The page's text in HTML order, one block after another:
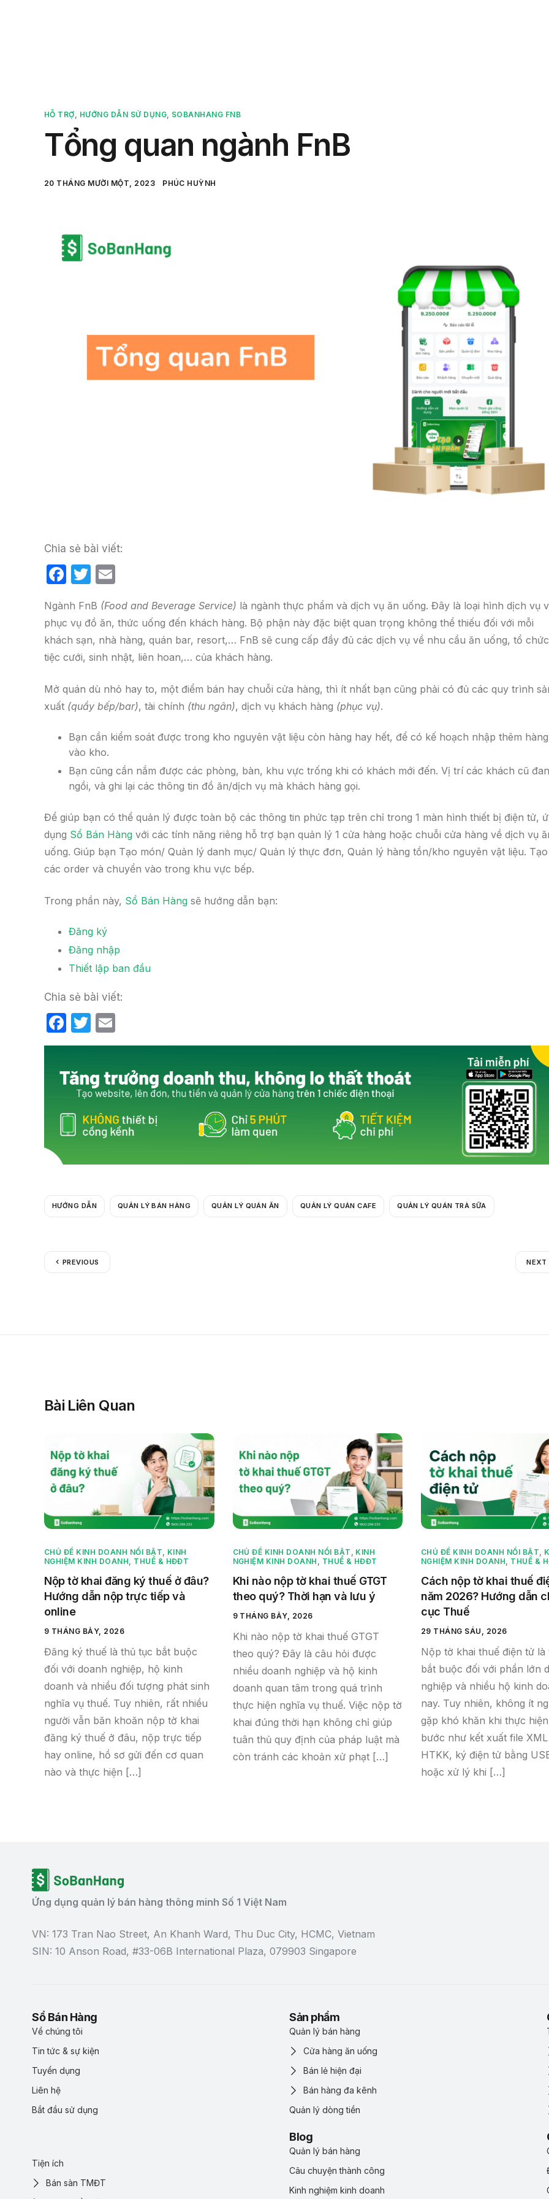
HỖ TRỢ, HƯỚNG DẪN SỬ DỤNG, SOBANHANG FNB
Tổng quan ngành FnB
20 THÁNG MƯỜI MỘT, 2023 PHÚC HUỲNH
Chia sẻ bài viết:
F
c
e
b
o
k
T
itt
er
ail
Ngành FnB (Food and Beverage Service) là ngành thực phẩm và dịch vụ ăn uống. Đây là loại hình dịch vụ
phục vụ đồ ăn, thức uống đến khách hàng. Bộ phận này đặc biệt quan trọng không thể thiếu đối với mỗi
khách sạn, nhà hàng, quán bar, resort,… FnB sẽ cung cấp đầy đủ các dịch vụ về nhu cầu ăn uống, tổ chức
tiệc cưới, sinh nhật, liên hoan,… của khách hàng.
Mở quán dù nhỏ hay to, một điểm bán hay chuỗi cửa hàng, thì ít nhất bạn cũng phải có đủ các quy trình
xuất (quầy bếp/bar), tài chính (thu ngân), dịch vụ khách hàng (phục vụ).
Bạn cần kiểm soát được trong kho nguyên vật liệu còn hàng hay hết, để có kế hoạch nhập thêm hàng
vào kho.
Bạn cũng cần nắm được các phòng, bàn, khu vực trống khi có khách mới đến. Vị trí các khách cũ
ngồi, và ghi lại các thông tin đồ ăn/dịch vụ mà khách hàng gọi.
Để giúp bạn có thể quản lý được toàn bộ các thông tin phức tạp trên chỉ trong 1 màn hình thiết bị điện tử,
dụng Sổ Bán Hàng với các tính năng riêng hỗ trợ bạn quản lý 1 cửa hàng hoặc chuỗi cửa hàng về dịch vụ
uống. Giúp bạn Tạo món/ Quản lý danh mục/ Quản lý thực đơn, Quản lý hàng tồn/kho nguyên vật liệu. Tạo
các order và chuyển vào trong khu vực bếp.
Trong phần này, Sổ Bán Hàng sẽ hướng dẫn bạn:
Đăng ký
Đăng nhập
Thiết lập ban đầu
Chia sẻ bài viết:
F
a
e
o
o
k
T
w
er
m
HƯỚNG DẪN QUẢN LÝ BÁN HÀNG QUẢN LÝ QUÁN ĂN QUẢN LÝ QUÁN CAFE QUẢN LÝ QUÁN TRÀ SỮA
PREVIOUS NEXT
Bài Liên Quan
CHỦ ĐỀ KINH DOANH NỔI BẬT
KINH
NGHIỆM KINH DOANH
THUẾ & HĐĐT
Nộp tờ khai đăng ký thuế ở đâu?
Hướng dẫn nộp trực tiếp và
online
9 THÁNG BẢY, 2026
Đăng ký thuế là thủ tục bắt buộc
đối với doanh nghiệp, hộ kinh
doanh và nhiều đối tượng phát sinh
nghĩa vụ thuế. Tuy nhiên, rất nhiều
người vẫn băn khoăn nộp tờ khai
đăng ký thuế ở đâu, nộp trực tiếp
hay online, hồ sơ gửi đến cơ quan
nào và thực hiện […]
CHỦ ĐỀ KINH DOANH NỔI BẬT
KINH
NGHIỆM KINH DOANH
THUẾ & HĐĐT
Khi nào nộp tờ khai thuế GTGT
theo quý? Thời hạn và lưu ý
9 THÁNG BẢY, 2026
Khi nào nộp tờ khai thuế GTGT
theo quý? Đây là câu hỏi được
nhiều doanh nghiệp và hộ kinh
doanh quan tâm trong quá trình
thực hiện nghĩa vụ thuế. Việc nộp tờ
khai đúng thời hạn không chỉ giúp
tuân thủ quy định của pháp luật mà
còn tránh các khoản xử phạt […]
CHỦ ĐỀ KINH DOANH NỔI BẬT
NGHIỆM KINH DOANH
THUẾ &
Cách nộp tờ khai thuế
năm 2026? Hướng dẫn
cục Thuế
29 THÁNG SÁU, 2026
Nộp tờ khai thuế điện tử là
bắt buộc đối với phần lớn
nghiệp và nhiều hộ kinh
nay. Tuy nhiên, không ít
gặp khó khăn khi thực
bước như kết xuất file
HTKK, ký điện tử bằng
hoặc xử lý khi […]
Ứng dụng quản lý bán hàng thông minh Số 1 Việt Nam
VN: 173 Tran Nao Street, An Khanh Ward, Thu Duc City, HCMC, Vietnam
SIN: 10 Anson Road, #33-06B International Plaza, 079903 Singapore
Sổ Bán Hàng
Về chúng tôi
Tin tức & sự kiện
Tuyển dụng
Liên hệ
Bắt đầu sử dụng
Sản phẩm
Quản lý bán hàng
Cửa hàng ăn uống
Bán lẻ hiện đại
Bán hàng đa kênh
Quản lý dòng tiền
Tiện ích
Bán sàn TMĐT
Blog
Quản lý bán hàng
Câu chuyện thành công
Kinh nghiệm kinh doanh